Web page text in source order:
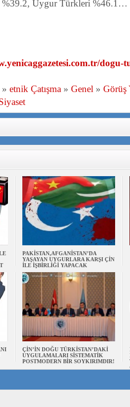
%39.2, Uygur Türkleri %46.1…
» etnik Çatışma » Genel » Görüş
PAKİSTAN,AFGANİSTAN’DA
YAŞAYAN UYGURLARA KARŞI ÇİN
İLE İŞBİRLİĞİ YAPACAK
ÇİN’İN DOĞU TÜRKİSTAN’DAKİ
UYGULAMALARI SİSTEMATİK
POSTMODERN BİR SOYKIRIMDIR!